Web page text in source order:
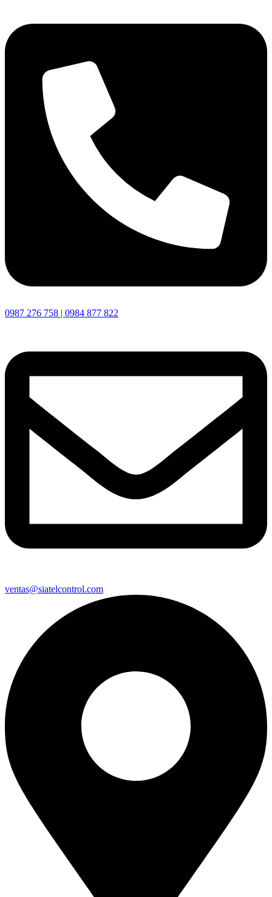
0987 276 758 | 0984 877 822
ventas@siatelcontrol.com